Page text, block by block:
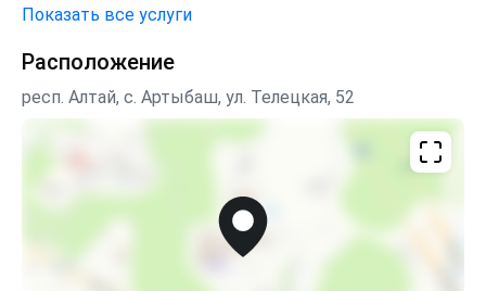
водопады. Группам туристов сразу предлагаем
экскурсии.
Показать все услуги
Расположение
респ. Алтай, с. Артыбаш, ул. Телецкая, 52